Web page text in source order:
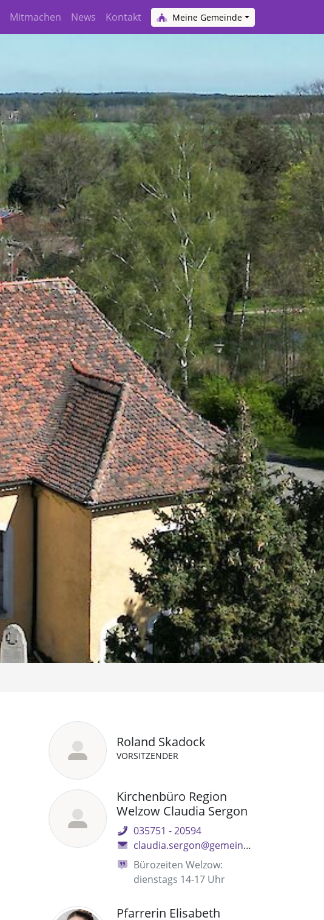
Mitmachen News Kontakt Meine Gemeinde
Roland Skadock
VORSITZENDER
Kirchenbüro Region
Welzow Claudia Sergon
035751 - 20594
claudia.sergon@gemeinsam.ekbo.de
Bürozeiten Welzow:
dienstags 14-17 Uhr
Pfarrerin Elisabeth